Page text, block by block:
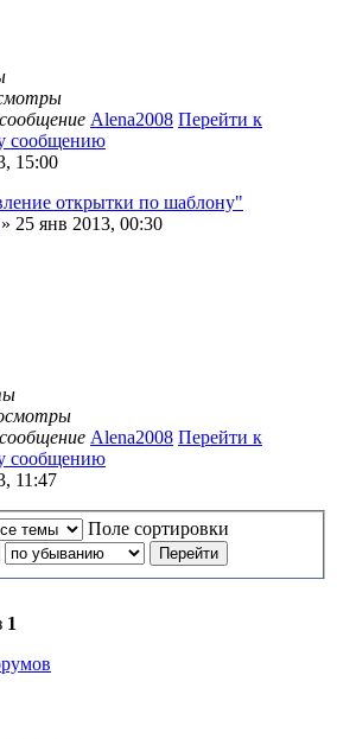
Alena2008 Перейти к
сообщению
15:00
открытки по шаблону"
» 25 янв 2013, 00:30
Alena2008 Перейти к
сообщению
11:47
Поле сортировки
1